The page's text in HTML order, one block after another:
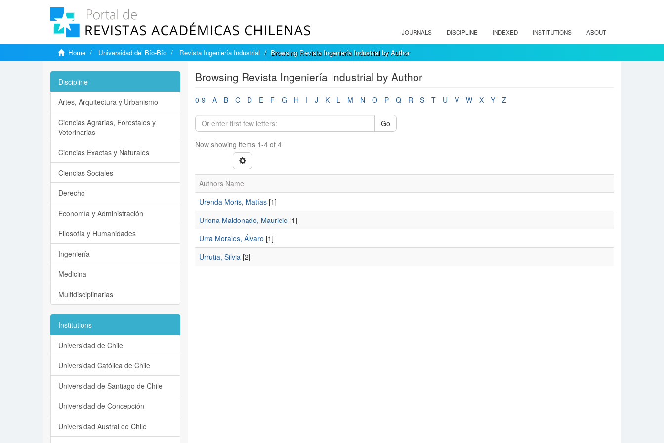
JOURNALS DISCIPLINE INDEXED INSTITUTIONS ABOUT
Home Universidad del Bío-Bío Revista Ingeniería Industrial Browsing Revista Ingeniería Industrial by Author
Browsing Revista Ingeniería Industrial by Author
0-9 A B C D E F G H I J K L M N O P Q R S T U V W X Y Z
Go
Now showing items 1-4 of 4
Authors Name
Urenda Moris, Matías[1]
Uriona Maldonado, Mauricio [1]
Urra Morales, Álvaro [1]
Urrutia, Silvia[2]
Discipline
Artes, Arquitectura y Urbanismo
Ciencias Agrarias, Forestales y
Veterinarias
Ciencias Exactas y Naturales
Ciencias Sociales
Derecho
Economía y Administración
Filosofía y Humanidades
Ingeniería
Medicina
Multidisciplinarias
Institutions
Universidad de Chile
Universidad Católica de Chile
Universidad de Santiago de Chile
Universidad de Concepción
Universidad Austral de Chile